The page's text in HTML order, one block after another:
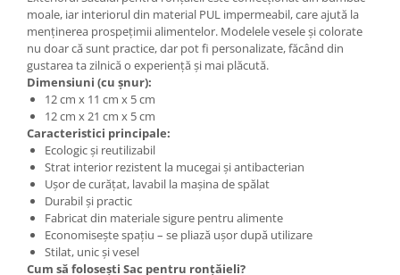
Suport bijuterii
Bijuterii cu cristale naturale
Colier / Pandantiv
Cercei
Brățară
Set bijuterii
Bijuterii din lemn
Colier / Pandantiv
Cercei
Set bijuterii
Brățară
Bijuterii fără metal
moale, iar interiorul din material PUL impermeabil, care ajută la
menținerea prospețimii alimentelor. Modelele vesele și colorate
nu doar că sunt practice, dar pot fi personalizate, făcând din
gustarea ta zilnică o experiență și mai plăcută.
Dimensiuni (cu șnur):
12 cm x 11 cm x 5 cm
12 cm x 21 cm x 5 cm
Caracteristici principale:
Ecologic și reutilizabil
Strat interior rezistent la mucegai și antibacterian
Ușor de curățat, lavabil la mașina de spălat
Durabil și practic
Fabricat din materiale sigure pentru alimente
Economisește spațiu – se pliază ușor după utilizare
Stilat, unic și vesel
Cum să folosești Sac pentru ronțăieli?